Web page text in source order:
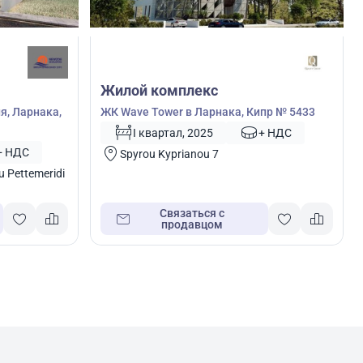
Ларнака,
НДС
Pettemeridi
Жилой комплекс
ЖК Wave Tower в Ларнака, Кипр № 5433
I квартал, 2025
+ НДС
Spyrou Kyprianou 7
Связаться с
продавцом